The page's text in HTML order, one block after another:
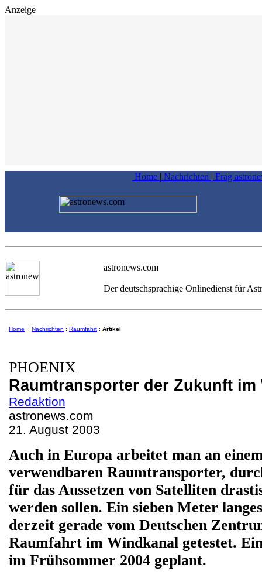
Anzeige
Home | Nachrichten | Frag
astronews.com
Der deutschsprachige Onlinedienst für
Home : Nachrichten : Raumfahrt : Artikel
PHOENIX
Raumtransporter der Zukunft im
Redaktion
astronews.com
21. August 2003
Auch in Europa arbeitet man an
verwendbaren Raumtransporter,
für das Aussetzen von Satelliten
werden sollen. Ein sieben Meter
derzeit gerade vom Deutschen
Raumfahrt im Windkanal getestet.
im Frühsommer 2004 geplant.